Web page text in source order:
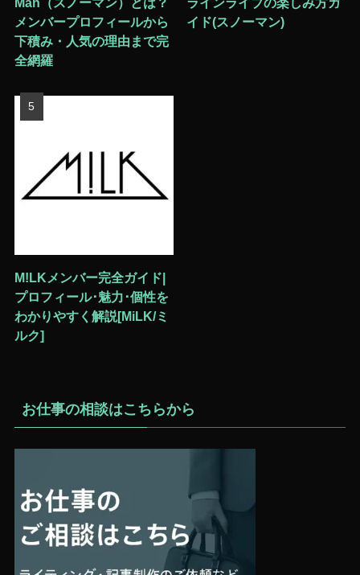
メンバープロフィールから
下積み・人気の理由まで完
全網羅
イド(スノーマン)
M!LKメンバー完全ガイド|
プロフィール･魅力･個性を
わかりやすく解説[MiLK/ミ
ルク]
お仕事の相談はこちらから